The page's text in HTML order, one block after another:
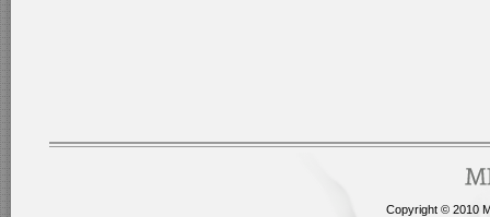
Copyright © 2010